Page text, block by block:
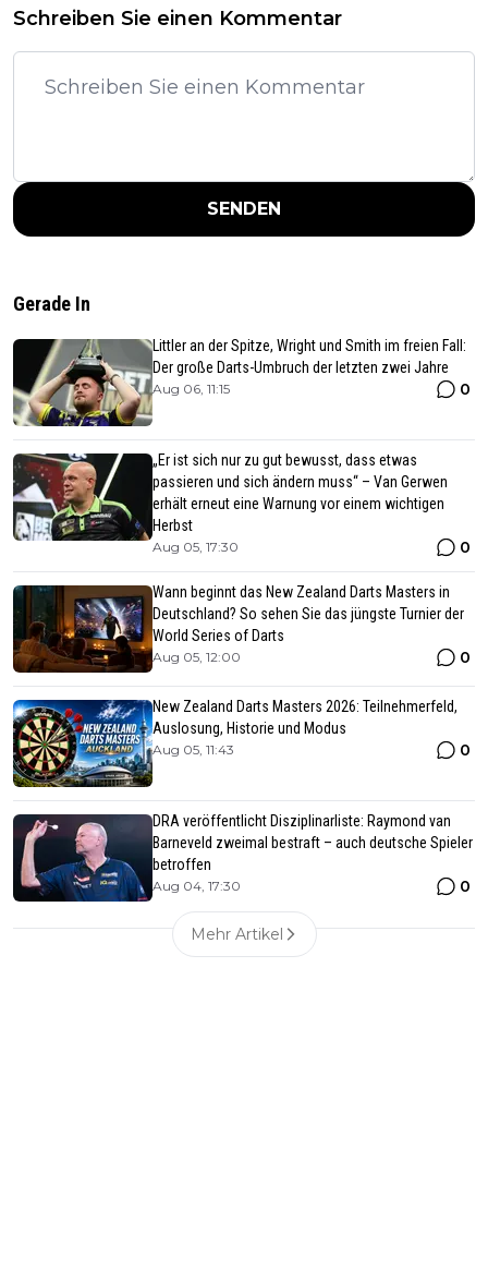
Schreiben Sie einen Kommentar
SENDEN
Gerade In
Littler an der Spitze, Wright und Smith im freien Fall:
Der große Darts-Umbruch der letzten zwei Jahre
Aug 06, 11:15 0
„Er ist sich nur zu gut bewusst, dass etwas
passieren und sich ändern muss“ – Van Gerwen
erhält erneut eine Warnung vor einem wichtigen
Herbst
Aug 05, 17:30 0
Wann beginnt das New Zealand Darts Masters in
Deutschland? So sehen Sie das jüngste Turnier der
World Series of Darts
Aug 05, 12:00 0
New Zealand Darts Masters 2026: Teilnehmerfeld,
Auslosung, Historie und Modus
Aug 05, 11:43 0
DRA veröffentlicht Disziplinarliste: Raymond van
Barneveld zweimal bestraft – auch deutsche Spieler
betroffen
Aug 04, 17:30 0
Mehr Artikel